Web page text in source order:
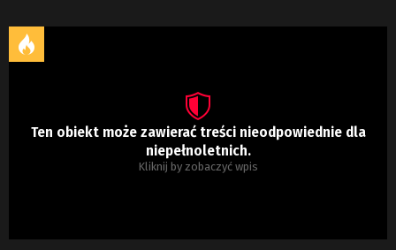
Ten obiekt może zawierać treści nieodpowiednie dla
niepełnoletnich.
Kliknij by zobaczyć wpis